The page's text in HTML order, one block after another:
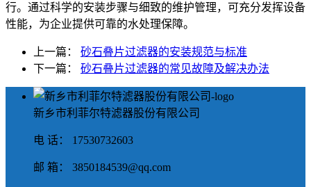
行。通过科学的安装步骤与细致的维护管理，可充分发挥设备
性能，为企业提供可靠的水处理保障。
上一篇： 砂石叠片过滤器的安装规范与标准
下一篇： 砂石叠片过滤器的常见故障及解决办法
新乡市利菲尔特滤器股份有限公司
电 话： 17530732603
邮 箱： 3850184539@qq.com